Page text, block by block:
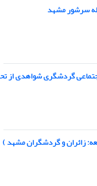
سرشور مشهد
گردشگری شواهدی
زائران و گردشگران مشهد )